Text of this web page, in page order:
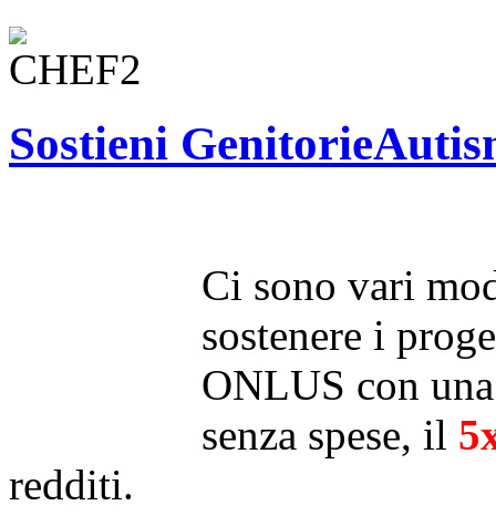
Sostieni
Ci sono vari
sostenere i
ONLUS con
senza spese, il
redditi.